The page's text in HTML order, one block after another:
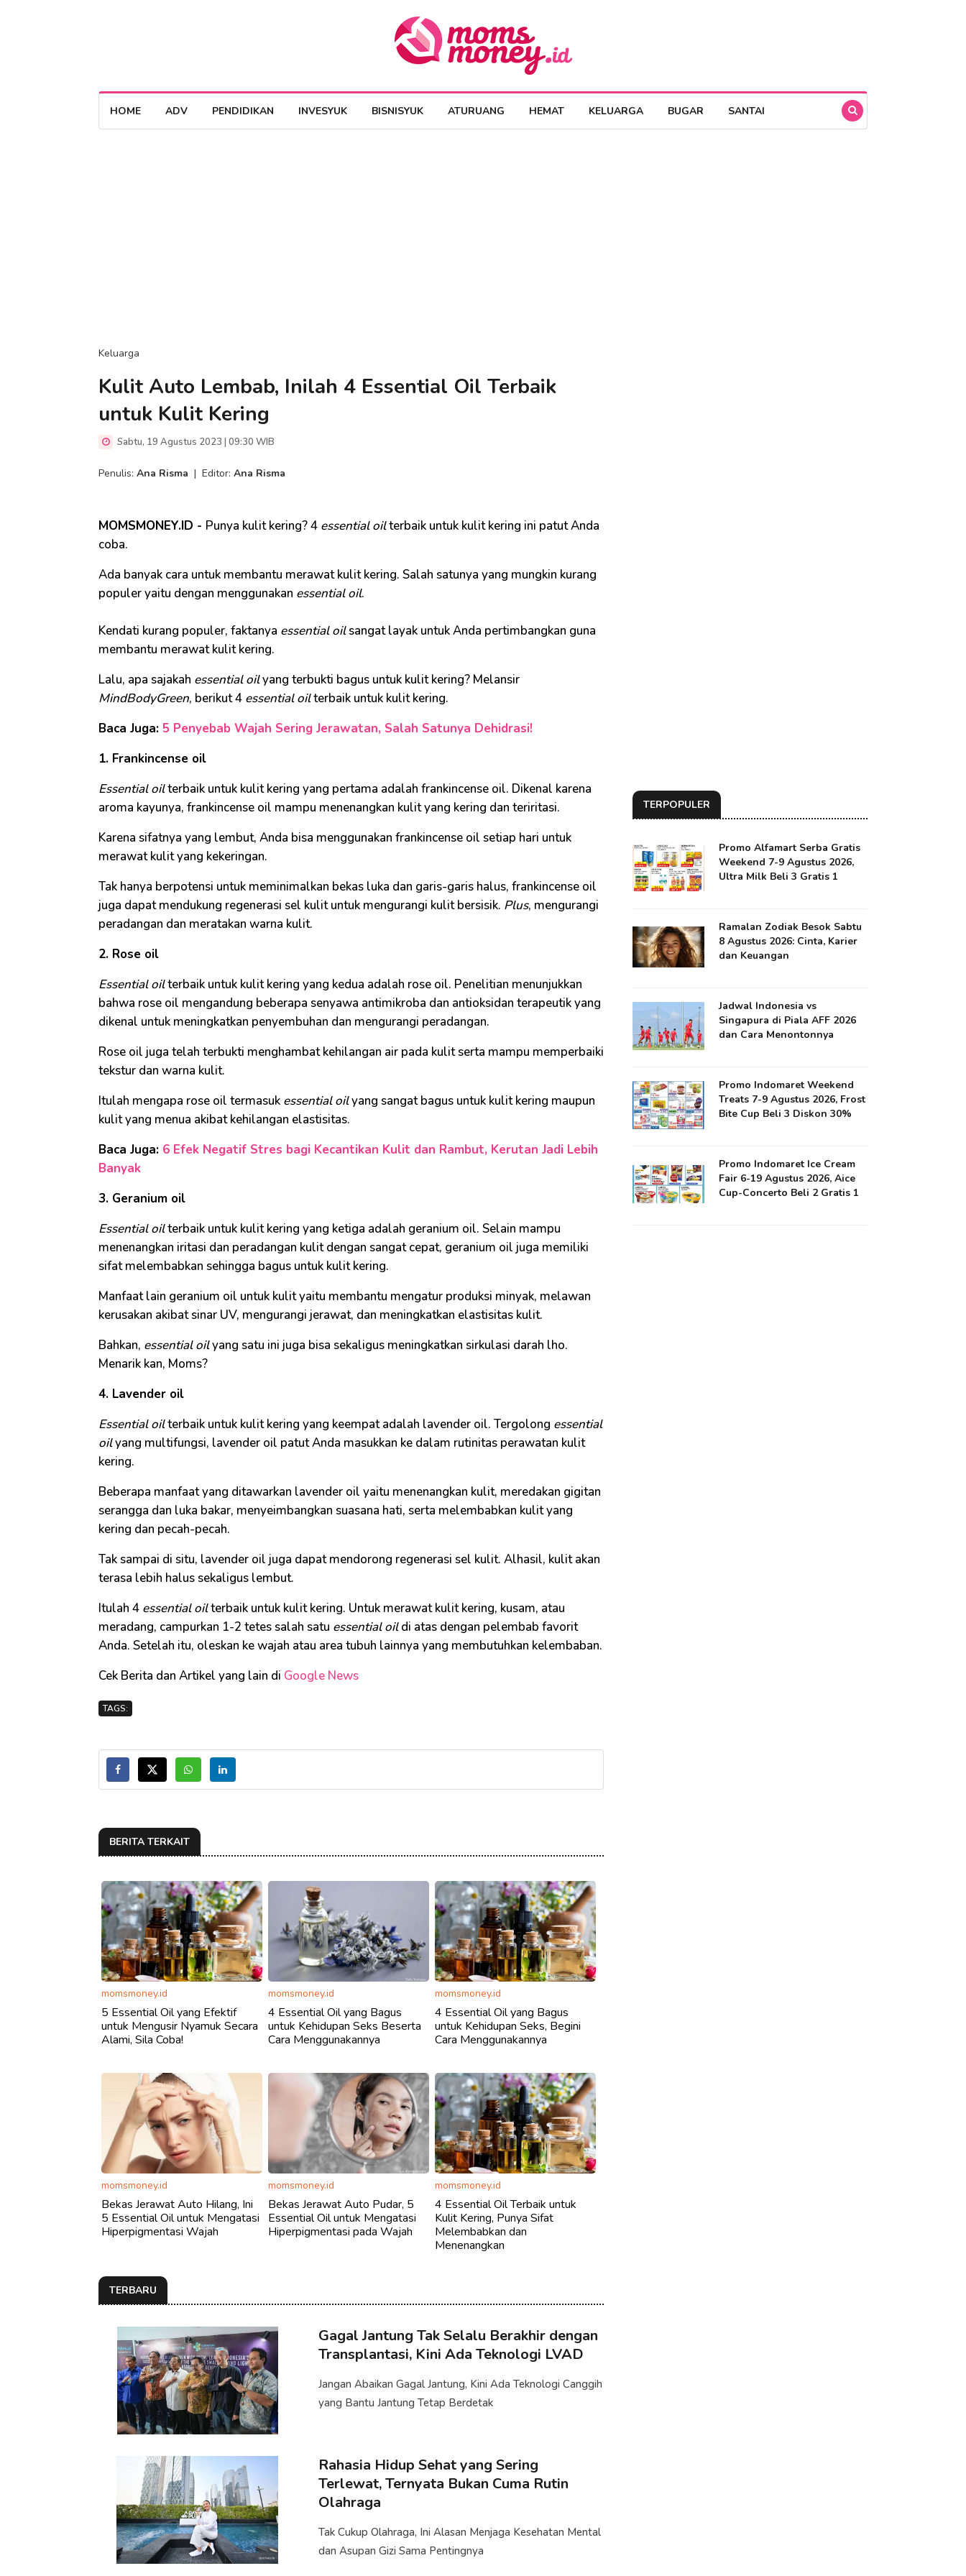
HOME ADV PENDIDIKAN INVESYUK BISNISYUK ATURUANG HEMAT KELUARGA BUGAR SANTAI
Keluarga
Kulit Auto Lembab, Inilah 4 Essential Oil Terbaik
untuk Kulit Kering
Sabtu, 19 Agustus 2023 | 09:30 WIB
Penulis: Ana Risma | Editor: Ana Risma
MOMSMONEY.ID - Punya kulit kering? 4 essential oilterbaik untuk kulit kering ini patut Anda
coba.
Ada banyak cara untuk membantu merawat kulit kering. Salah satunya yang mungkin kurang
populer yaitu dengan menggunakan essential oil.
Kendati kurang populer, faktanya essential oilsangat layak untuk Anda pertimbangkan guna
membantu merawat kulit kering.
Lalu, apa sajakah essential oilyang terbukti bagus untuk kulit kering? Melansir
MindBodyGreen, berikut 4 essential oilterbaik untuk kulit kering.
Baca Juga: 5 Penyebab Wajah Sering Jerawatan, Salah Satunya Dehidrasi!
1. Frankincense oil
Essential oilterbaik untuk kulit kering yang pertama adalah frankincense oil. Dikenal karena
aroma kayunya, frankincense oil mampu menenangkan kulit yang kering dan teriritasi.
Karena sifatnya yang lembut, Anda bisa menggunakan frankincense oil setiap hari untuk
merawat kulit yang kekeringan.
Tak hanya berpotensi untuk meminimalkan bekas luka dan garis-garis halus, frankincense oil
juga dapat mendukung regenerasi sel kulit untuk mengurangi kulit bersisik. Plus, mengurangi
peradangan dan meratakan warna kulit.
2. Rose oil
Essential oilterbaik untuk kulit kering yang kedua adalah rose oil. Penelitian menunjukkan
bahwa rose oil mengandung beberapa senyawa antimikroba dan antioksidan terapeutik yang
dikenal untuk meningkatkan penyembuhan dan mengurangi peradangan.
Rose oil juga telah terbukti menghambat kehilangan air pada kulit serta mampu memperbaiki
tekstur dan warna kulit.
Itulah mengapa rose oil termasuk essential oilyang sangat bagus untuk kulit kering maupun
kulit yang menua akibat kehilangan elastisitas.
Baca Juga: 6 Efek Negatif Stres bagi Kecantikan Kulit dan Rambut, Kerutan Jadi Lebih
Banyak
3. Geranium oil
Essential oilterbaik untuk kulit kering yang ketiga adalah geranium oil. Selain mampu
menenangkan iritasi dan peradangan kulit dengan sangat cepat, geranium oil juga memiliki
sifat melembabkan sehingga bagus untuk kulit kering.
Manfaat lain geranium oil untuk kulit yaitu membantu mengatur produksi minyak, melawan
kerusakan akibat sinar UV, mengurangi jerawat, dan meningkatkan elastisitas kulit.
Bahkan, essential oilyang satu ini juga bisa sekaligus meningkatkan sirkulasi darah lho.
Menarik kan, Moms?
4. Lavender oil
Essential oilterbaik untuk kulit kering yang keempat adalah lavender oil. Tergolong essential
oilyang multifungsi, lavender oil patut Anda masukkan ke dalam rutinitas perawatan kulit
kering.
Beberapa manfaat yang ditawarkan lavender oil yaitu menenangkan kulit, meredakan gigitan
serangga dan luka bakar, menyeimbangkan suasana hati, serta melembabkan kulit yang
kering dan pecah-pecah.
Tak sampai di situ, lavender oil juga dapat mendorong regenerasi sel kulit. Alhasil, kulit akan
terasa lebih halus sekaligus lembut.
Itulah 4 essential oilterbaik untuk kulit kering. Untuk merawat kulit kering, kusam, atau
meradang, campurkan 1-2 tetes salah satu essential oildi atas dengan pelembab favorit
Anda. Setelah itu, oleskan ke wajah atau area tubuh lainnya yang membutuhkan kelembaban.
Cek Berita dan Artikel yang lain di Google News
TAGS:
BERITA TERKAIT
momsmoney.id
5 Essential Oil yang Efektif
untuk Mengusir Nyamuk Secara
Alami, Sila Coba!
momsmoney.id
4 Essential Oil yang Bagus
untuk Kehidupan Seks Beserta
Cara Menggunakannya
momsmoney.id
4 Essential Oil yang Bagus
untuk Kehidupan Seks, Begini
Cara Menggunakannya
momsmoney.id
Bekas Jerawat Auto Hilang, Ini
5 Essential Oil untuk Mengatasi
Hiperpigmentasi Wajah
momsmoney.id
Bekas Jerawat Auto Pudar, 5
Essential Oil untuk Mengatasi
Hiperpigmentasi pada Wajah
momsmoney.id
4 Essential Oil Terbaik untuk
Kulit Kering, Punya Sifat
Melembabkan dan
Menenangkan
TERBARU
Gagal Jantung Tak Selalu Berakhir dengan
Transplantasi, Kini Ada Teknologi LVAD
Jangan Abaikan Gagal Jantung, Kini Ada Teknologi Canggih
yang Bantu Jantung Tetap Berdetak
Rahasia Hidup Sehat yang Sering
Terlewat, Ternyata Bukan Cuma Rutin
Olahraga
Tak Cukup Olahraga, Ini Alasan Menjaga Kesehatan Mental
dan Asupan Gizi Sama Pentingnya
TERPOPULER
Promo Alfamart Serba Gratis
Weekend 7-9 Agustus 2026,
Ultra Milk Beli 3 Gratis 1
Ramalan Zodiak Besok Sabtu
8 Agustus 2026: Cinta, Karier
dan Keuangan
Jadwal Indonesia vs
Singapura di Piala AFF 2026
dan Cara Menontonnya
Promo Indomaret Weekend
Treats 7-9 Agustus 2026, Frost
Bite Cup Beli 3 Diskon 30%
Promo Indomaret Ice Cream
Fair 6-19 Agustus 2026, Aice
Cup-Concerto Beli 2 Gratis 1